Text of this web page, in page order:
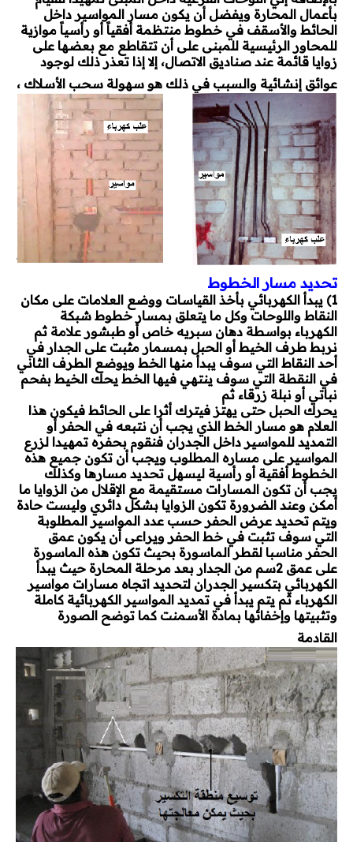
بأعمال المحارة ويفضل أن يكون مسار المواسير داخل
الحائط والأسقف في خطوط منتظمة أفقياً أو رأسياً موازية
للمحاور الرئيسية للمبنى على أن تتقاطع مع بعضها على
زوايا قائمة عند صناديق الاتصال، إلا إذا تعذر ذلك لوجود
عوائق إنشائية والسبب في ذلك هو سهولة سحب الأسلاك ،
تحديد مسار الخطوط
1) يبدأ الكهربائي بأخذ القياسات ووضع العلامات على مكان
النقاط واللوحات وكل ما يتعلق بمسار خطوط شبكة
الكهرباء بواسطة دهان سبريه خاص أو طبشور علامة ثم
نربط طرف الخيط أو الحبل بمسمار مثبت على الجدار في
أحد النقاط التي سوف يبدأ منها الخط ويوضع الطرف الثاني
في النقطة التي سوف ينتهي فيها الخط يحك الخيط بفحم
نباتي أو نبلة زرقاء ثم
يحرك الحبل حتى يهتز فيترك أثرا على الحائط فيكون هذا
العلام هو مسار الخط الذي يجب أن نتبعه في الحفر أو
التمديد للمواسير داخل الجدران فنقوم بحفره تمهيدا لزرع
المواسير على مساره المطلوب ويجب أن تكون جميع هذه
الخطوط أفقية أو رأسية ليسهل تحديد مسارها وكذلك
يجب أن تكون المسارات مستقيمة مع الإقلال من الزوايا ما
أمكن وعند الضرورة تكون الزوايا بشكل دائري وليست حادة
ويتم تحديد عرض الحفر حسب عدد المواسير المطلوبة
التي سوف تثبت في خط الحفر ويراعى أن يكون عمق
الحفر مناسبا لقطر الماسورة بحيث تكون هذه الماسورة
على عمق 2سم من الجدار بعد مرحلة المحارة حيث يبدأ
الكهربائي بتكسير الجدران لتحديد اتجاه مسارات مواسير
الكهرباء ثم يتم يبدأ في تمديد المواسير الكهربائية كاملة
وتثبيتها وإخفائها بمادة الأسمنت كما توضح الصورة
القادمة